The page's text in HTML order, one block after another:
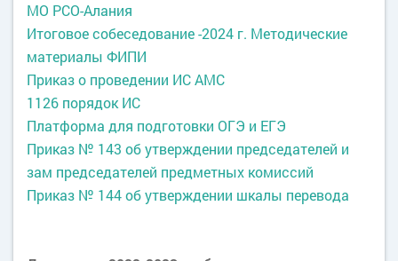
МО РСО-Алания
Итоговое собеседование -2024 г. Методические
материалы ФИПИ
Приказ о проведении ИС АМС
1126 порядок ИС
Платформа для подготовки ОГЭ и ЕГЭ
Приказ № 143 об утверждении председателей и
зам председателей предметных комиссий
Приказ № 144 об утверждении шкалы перевода